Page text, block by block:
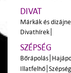
DIVAT
Márkák és
Divathírek
SZÉPSÉG
Bőrápolás
Illatfelhő